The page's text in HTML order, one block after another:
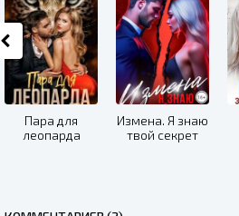
Пара для
леопарда
Измена. Я знаю
твой секрет